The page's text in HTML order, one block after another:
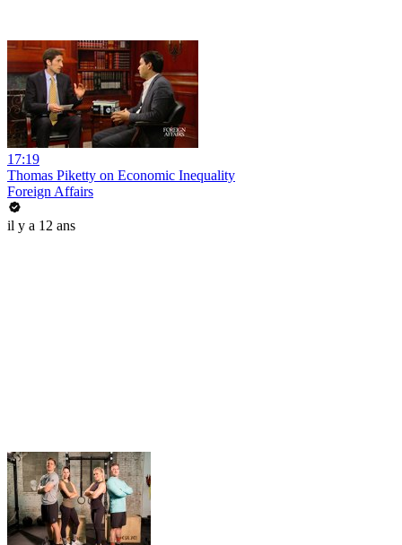
17:19
Thomas Piketty on Economic Inequality
Foreign Affairs
il y a 12 ans